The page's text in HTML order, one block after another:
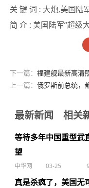
关 键 词 : 大炮,美国陆
简 介 : 美国陆军“超级
下一篇： 福建舰最新高清
新成员
上一篇： 俄罗斯前总统，
最新新闻 相关
等待多年中国重型武
望
中华网 03-25
真是杀疯了，美国无